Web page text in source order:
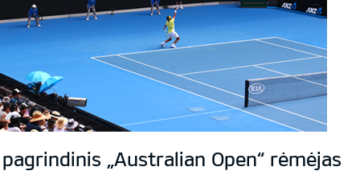
„Australian Open“ rėmėjas